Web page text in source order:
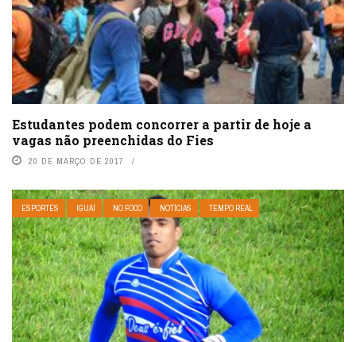
Estudantes podem concorrer a partir de hoje a
vagas não preenchidas do Fies
20 DE MARÇO DE 2017
ESPORTES IGUAÍ NO FOCO NOTÍCIAS TEMPO REAL